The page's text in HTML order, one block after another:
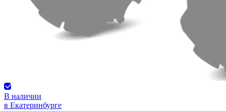
В наличии
в Екатеринбурге